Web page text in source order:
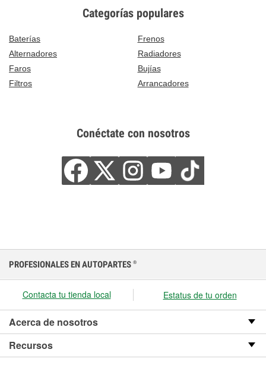
Categorías populares
Baterías
Frenos
Alternadores
Radiadores
Faros
Bujías
Filtros
Arrancadores
Conéctate con nosotros
PROFESIONALES EN AUTOPARTES ®
Contacta tu tienda local Estatus de tu orden
Acerca de nosotros
Recursos